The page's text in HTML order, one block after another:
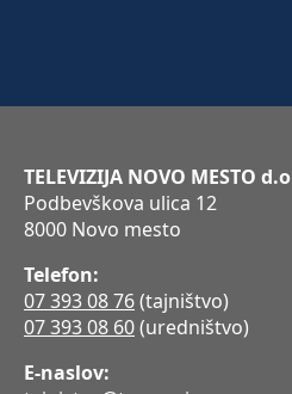
TELEVIZIJA NOVO MESTO
Podbevškova ulica 12
8000 Novo mesto
Telefon:
07 393 08 76(tajništvo)
07 393 08 60(uredništvo)
E-naslov: